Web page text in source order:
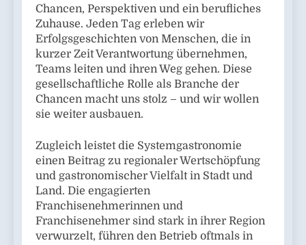
Chancen, Perspektiven und ein berufliches
Zuhause. Jeden Tag erleben wir
Erfolgsgeschichten von Menschen, die in
kurzer Zeit Verantwortung übernehmen,
Teams leiten und ihren Weg gehen. Diese
gesellschaftliche Rolle als Branche der
Chancen macht uns stolz – und wir wollen
sie weiter ausbauen.
Zugleich leistet die Systemgastronomie
einen Beitrag zu regionaler Wertschöpfung
und gastronomischer Vielfalt in Stadt und
Land. Die engagierten
Franchisenehmerinnen und
Franchisenehmer sind stark in ihrer Region
verwurzelt, führen den Betrieb oftmals in